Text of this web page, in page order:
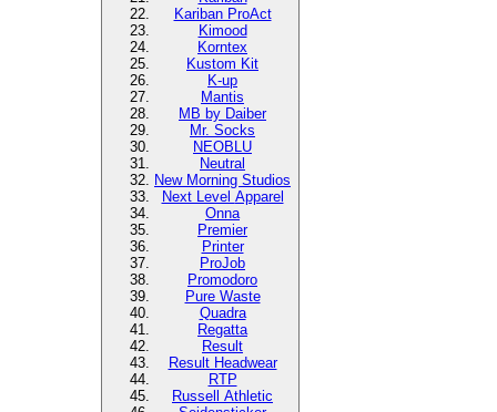
Kariban ProAct
Kimood
Korntex
Kustom Kit
K-up
Mantis
MB by Daiber
Mr. Socks
NEOBLU
Neutral
New Morning Studios
Next Level Apparel
Onna
Premier
Printer
ProJob
Promodoro
Pure Waste
Quadra
Regatta
Result
Result Headwear
RTP
Russell Athletic